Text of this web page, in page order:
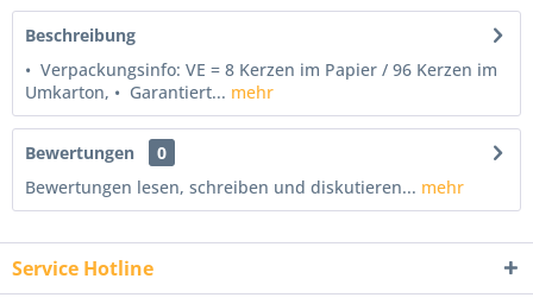
Beschreibung
• Verpackungsinfo: VE = 8 Kerzen im Papier / 96 Kerzen im
Umkarton, • Garantiert... mehr
Bewertungen
0
Bewertungen lesen, schreiben und diskutieren... mehr
Service Hotline